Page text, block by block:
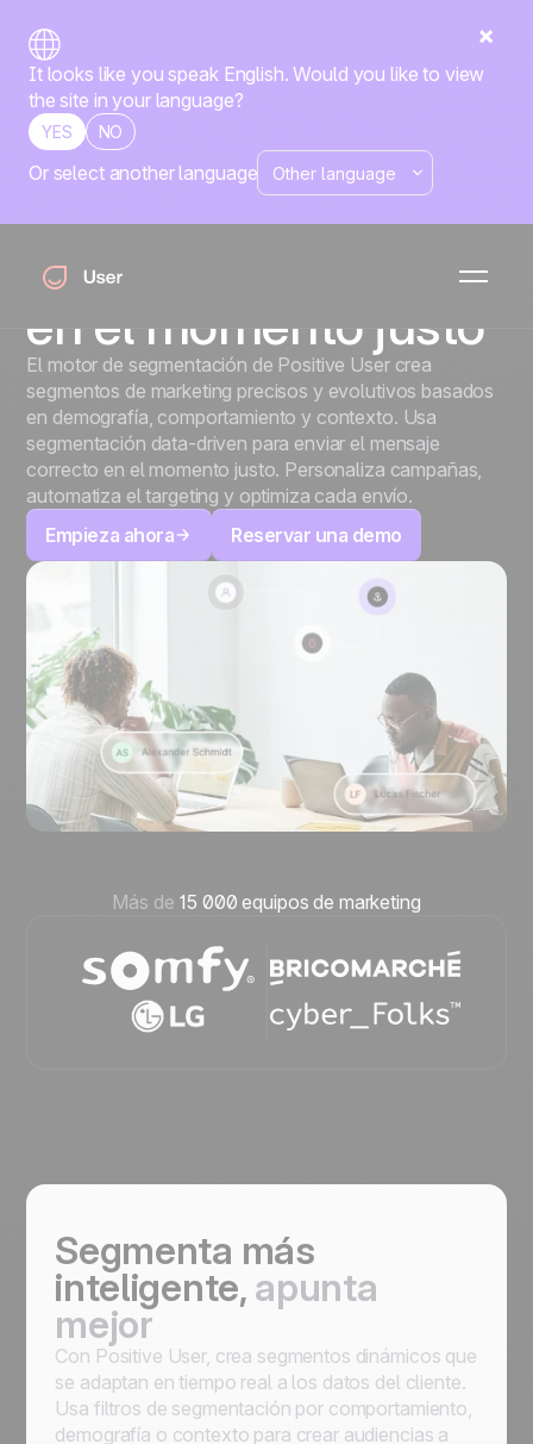
It looks like you speak English. Would you like to view
the site in your language?
YES NO
Or select another language
Motor de segmentación
Crea audiencias
perfectas y llégales
en el momento justo
El motor de segmentación de Positive User crea
segmentos de marketing precisos y evolutivos basados
en demografía, comportamiento y contexto. Usa
segmentación data-driven para enviar el mensaje
correcto en el momento justo. Personaliza campañas,
automatiza el targeting y optimiza cada envío.
Empieza ahora
Reservar una demo
Más de 15 000 equipos de marketing
Segmenta más
inteligente, apunta
mejor
Con Positive User, crea segmentos dinámicos que
se adaptan en tiempo real a los datos del cliente.
Usa filtros de segmentación por comportamiento,
demografía o contexto para crear audiencias a